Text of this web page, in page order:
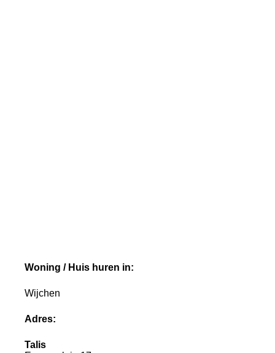
Woning / Huis huren in:
Wijchen
Adres:
Talis